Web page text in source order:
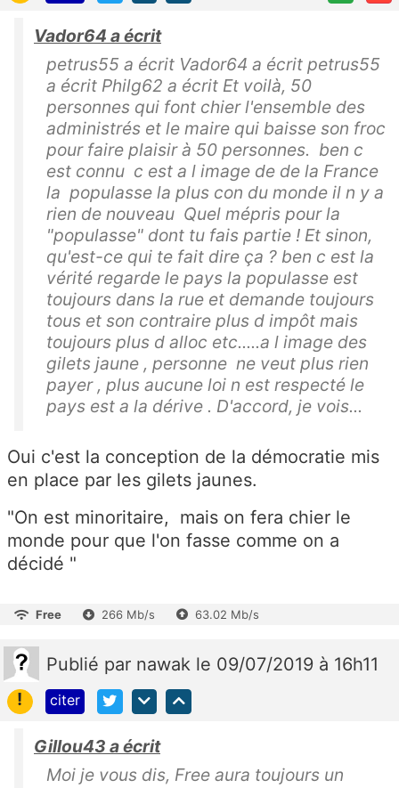
Vador64 a écrit
petrus55 a écrit Vador64 a écrit petrus55
a écrit Philg62 a écrit Et voilà, 50
personnes qui font chier l'ensemble des
administrés et le maire qui baisse son froc
pour faire plaisir à 50 personnes. ben c
est connu c est a l image de de la France
la populasse la plus con du monde il n y a
rien de nouveau Quel mépris pour la
"populasse" dont tu fais partie ! Et sinon,
qu'est-ce qui te fait dire ça ? ben c est la
vérité regarde le pays la populasse est
toujours dans la rue et demande toujours
tous et son contraire plus d impôt mais
toujours plus d alloc etc.....a l image des
gilets jaune , personne ne veut plus rien
payer , plus aucune loi n est respecté le
pays est a la dérive . D'accord, je vois...
Oui c'est la conception de la démocratie mis
en place par les gilets jaunes.
"On est minoritaire, mais on fera chier le
monde pour que l'on fasse comme on a
décidé "
Free 266 Mb/s 63.02 Mb/s
Publié par nawak le 09/07/2019 à 16h11
!
citer
Gillou43 a écrit
Moi je vous dis, Free aura toujours un